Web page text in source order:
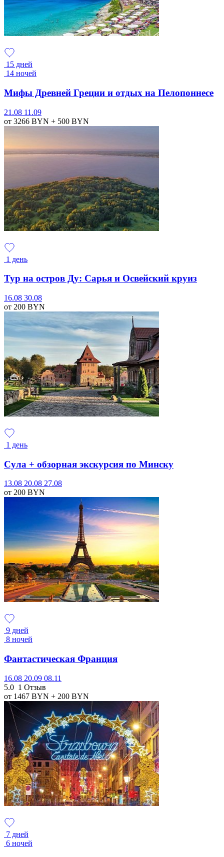
15 дней
14 ночей
Мифы Древней Греции и отдых на Пелопоннесе
21.08 11.09
от 3266 BYN + 500 BYN
1 день
Тур на остров Ду: Сарья и Освейский круиз
16.08 30.08
от 200 BYN
1 день
Сула + обзорная экскурсия по Минску
13.08 20.08 27.08
от 200 BYN
9 дней
8 ночей
Фантастическая Франция
16.08 20.09 08.11
5.0 1 Отзыв
от 1467 BYN + 200 BYN
7 дней
6 ночей